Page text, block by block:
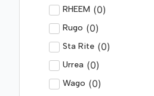
RHEEM (0)
Rugo (0)
Sta Rite (0)
Urrea (0)
Wago (0)